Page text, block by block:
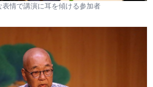
表情で講演に耳を傾ける参加者